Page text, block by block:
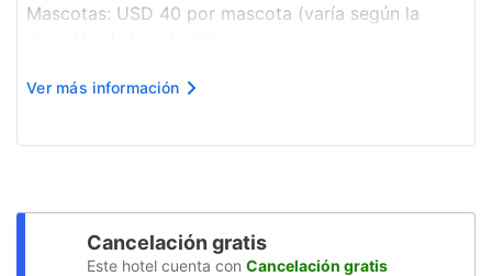
Doble acristalamiento en todas las
Sala de banquetes
Zona de ejercicio para perros
Cambio de sábanas (bajo petición)
Mascotas: USD 40 por mascota (varía según la
Cargo por check-in anticipado: USD 40.00, sujeto a
Cargo por check-out después de hor...
Ver más información
Cancelación gratis
Este hotel cuenta con Cancelación gratis